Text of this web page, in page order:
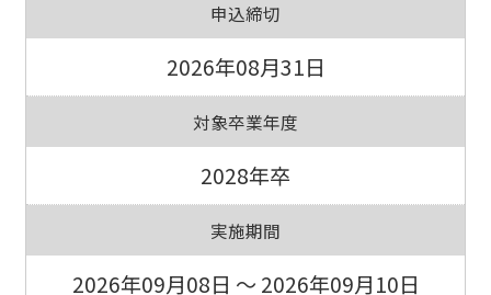
申込締切
2026年08月31日
対象卒業年度
2028年卒
実施期間
2026年09月08日 ～ 2026年09月10日